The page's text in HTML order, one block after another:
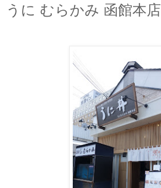
うに むらかみ 函館本店